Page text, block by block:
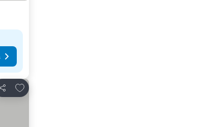
Partilhar
Adicionar aos favoritos